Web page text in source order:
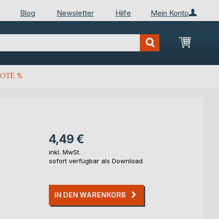
Mein Konto
Blog Newsletter Hilfe
Mein
%
4,49 €
inkl. MwSt.
sofort verfügbar als Download
IN DEN WARENKORB